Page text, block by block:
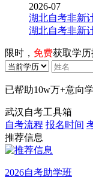
2026-07
湖北自考非新
湖北自考非新
限时， 免费获取学
已帮助10w万+意向
武汉自考工具箱
自考流程 报名时间
推荐信息
2026自考助学班